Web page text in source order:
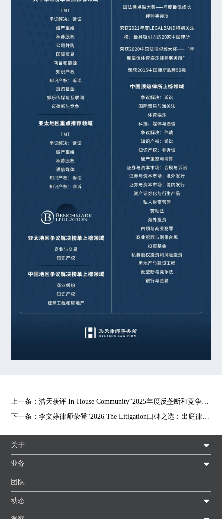
上一条：浩天获评 In-House Community“2025年度反垄断和竞争法律师事务所”称号
下一条：李文婷律师荣登“2026 The Litigation口碑之选：出庭律师10强”榜单
关于
业务
团队
动态